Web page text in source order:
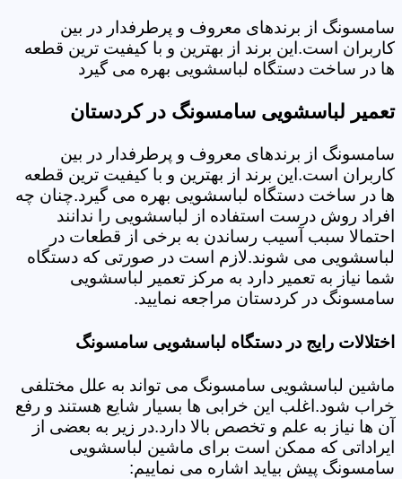
سامسونگ از برندهای معروف و پرطرفدار در بین
کاربران است.این برند از بهترین و با کیفیت ترین قطعه
ها در ساخت دستگاه لباسشویی بهره می گیرد
تعمیر لباسشویی سامسونگ در کردستان
سامسونگ از برندهای معروف و پرطرفدار در بین
کاربران است.این برند از بهترین و با کیفیت ترین قطعه
ها در ساخت دستگاه لباسشویی بهره می گیرد.چنان چه
افراد روش درست استفاده از لباسشویی را ندانند
احتمالا سبب آسیب رساندن به برخی از قطعات در
لباسشویی می شوند.لازم است در صورتی که دستگاه
شما نیاز به تعمیر دارد به مرکز تعمیر لباسشویی
سامسونگ در کردستان مراجعه نمایید.
اختلالات رایج در دستگاه لباسشویی سامسونگ
ماشین لباسشویی سامسونگ می تواند به علل مختلفی
خراب شود.اغلب این خرابی ها بسیار شایع هستند و رفع
آن ها نیاز به علم و تخصص بالا دارد.در زیر به بعضی از
ایراداتی که ممکن است برای ماشین لباسشویی
سامسونگ پیش بیاید اشاره می نماییم: